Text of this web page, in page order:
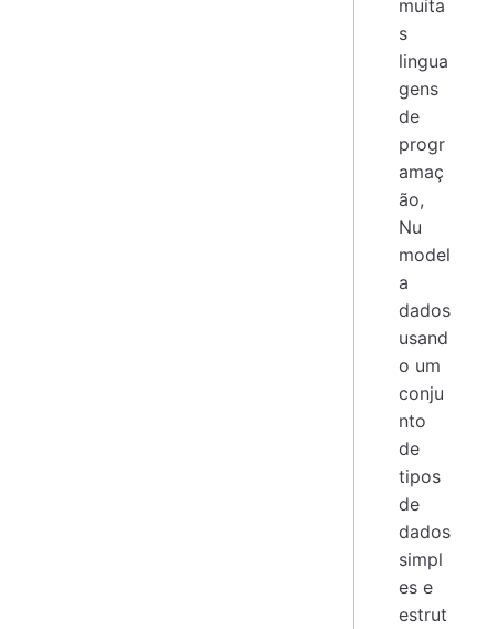
muita
s
lingua
gens
de
progr
amaç
ão,
Nu
model
a
dados
usand
o um
conju
nto
de
tipos
de
dados
simpl
es e
estrut